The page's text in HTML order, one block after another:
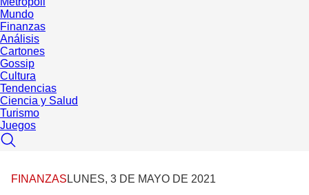
Mundo
Finanzas
Análisis
Cartones
Gossip
Cultura
Tendencias
Ciencia y Salud
Turismo
Juegos
FINANZAS LUNES, 3 DE MAYO DE 2021